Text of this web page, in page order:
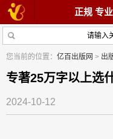
正规 专
学术著作
您当前的位置： 亿百出版网 > 出
专著25万字以上选
2024-10-12